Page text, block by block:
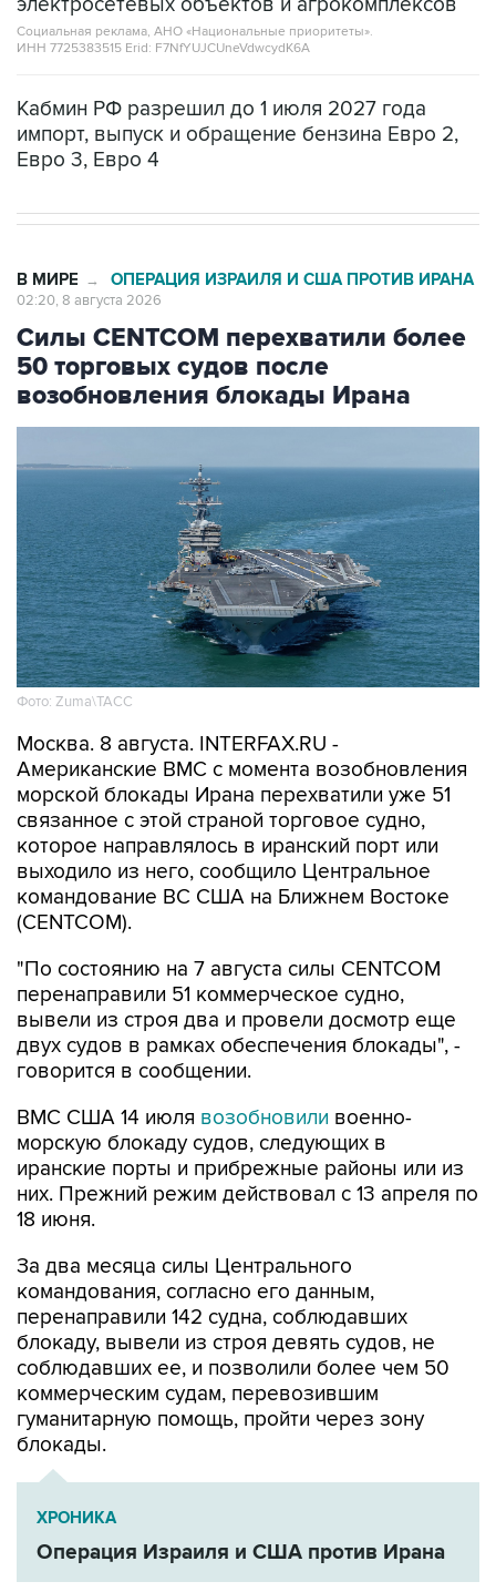
Кабмин РФ разрешил до 1 июля 2027 года
Евро 3, Евро 4
Силы CENTCOM перехватили более
50 торговых судов после
возобновления блокады Ирана
Фото: Zuma\ТАСС
Москва. 8 августа. INTERFAX.RU -
морской блокады Ирана перехватили уже 51
связанное с этой страной торговое судно,
которое направлялось в иранский порт или
выходило из него, сообщило Центральное
командование ВС США на Ближнем Востоке
(CENTCOM).
"По состоянию на 7 августа силы CENTCOM
вывели из строя два и провели досмотр еще
двух судов в рамках обеспечения блокады", -
говорится в сообщении.
ВМС США 14 июлявозобновили
иранские порты и прибрежные районы или из
них. Прежний режим действовал с 13 апреля по
18 июня.
За два месяца силы Центрального
перенаправили 142 судна, соблюдавших
блокаду, вывели из строя девять судов, не
соблюдавших ее, и позволили более чем 50
коммерческим судам, перевозившим
гуманитарную помощь, пройти через зону
блокады.
ХРОНИКА
Операция Израиля и США против Ирана
Иран США